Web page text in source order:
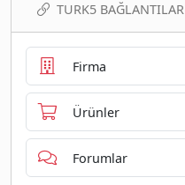
TURK5 BAĞLANTILAR
Firma
Ürünler
Forumlar